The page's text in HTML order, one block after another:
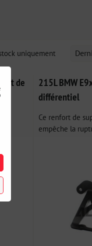
uniquement
de
215L BMW
différentiel
Ce renfort de
empêche la